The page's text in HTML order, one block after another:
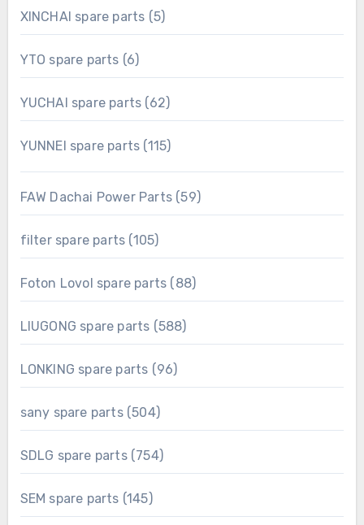
XINCHAI spare parts 55
products
YTO spare parts 66
products
YUCHAI spare parts 6262
products
YUNNEI spare parts 115115
FAW Dachai Power Parts 5959
products
filter spare parts 105105
products
Foton Lovol spare parts
8888
products
LIUGONG spare parts 588588
products
LONKING spare parts
9696
products
sany spare parts 504504
products
SDLG spare parts 754754
products
SEM spare parts 145145
products